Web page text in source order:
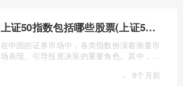
上证50指数包括哪些股票(上证50指数包含哪些股票)
在中国的证券市场中，各类指数扮演着衡量市
场表现、引导投资决策的重要角色。其中，上
· 8个月前